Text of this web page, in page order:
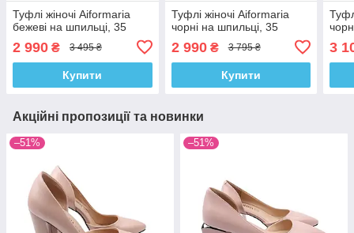
Туфлі жіночі Aiformaria
бежеві на шпильці, 35
2 990 ₴ 3 495 ₴
Купити
Туфлі жіночі Aiformaria
чорні на шпильці, 35
2 990₴ 3 795 ₴
Купити
3
Акційні пропозиції та новинки
–51% –51%